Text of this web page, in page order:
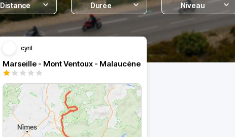
Distance Durée Niveau
cyril
Marseille - Mont Ventoux - Malaucène